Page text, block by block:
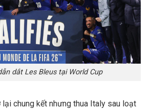
dắt Les Bleus tại World Cup
lại chung kết nhưng thua Italy sau loạt